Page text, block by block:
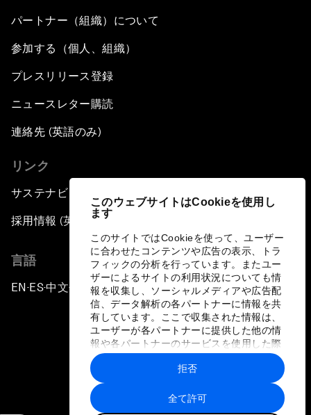
このウェブサイトはCookieを使用し
ます
このサイトではCookieを使って、ユーザー
に合わせたコンテンツや広告の表示、トラ
フィックの分析を行っています。またユー
ザーによるサイトの利用状況についても情
報を収集し、ソーシャルメディアや広告配
信、データ解析の各パートナーに情報を共
有しています。ここで収集された情報は、
ユーザーが各パートナーに提供した他の情
報や各パートナーのサービスを使用した際
に収集された情報と組み合わされ、各パー
トナーによって使用されることがありま
す。
全て許可
拒否
パートナー（組織）について
参加する（個人、組織）
プレスリリース登録
ニュースレター購読
連絡先 (英語のみ)
リンク
サステナビリティへの取り組み
採用情報 (英語のみ)
言語
EN ▪ES▪中文▪ 日本語
プライバシーポリシーと利用規約
サイトマップ